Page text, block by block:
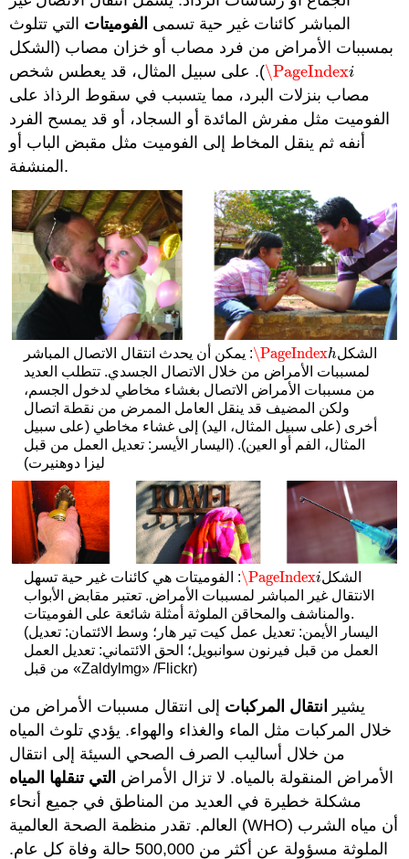
المباشر كائنات غير حية تسمى الفوميتات التي تتلوث
بمسببات الأمراض من فرد مصاب أو خزان مصاب (الشكل
\PageIndexi
\PageIndexi
). على سبيل المثال، قد يعطس شخص
مصاب بنزلات البرد، مما يتسبب في سقوط الرذاذ على
الفوميت مثل مفرش المائدة أو السجاد، أو قد يمسح الفرد
أنفه ثم ينقل المخاط إلى الفوميت مثل مقبض الباب أو
المنشفة.
الشكل \PageIndexh
\PageIndexh
: يمكن أن يحدث انتقال الاتصال المباشر
لمسببات الأمراض من خلال الاتصال الجسدي. تتطلب العديد
من مسببات الأمراض الاتصال بغشاء مخاطي لدخول الجسم،
ولكن المضيف قد ينقل العامل الممرض من نقطة اتصال
أخرى (على سبيل المثال، اليد) إلى غشاء مخاطي (على سبيل
المثال، الفم أو العين). (اليسار الأيسر: تعديل العمل من قبل
ليزا دوهنيرت)
الشكل \PageIndexi
\PageIndexi
: الفوميتات هي كائنات غير حية تسهل
الانتقال غير المباشر لمسببات الأمراض. تعتبر مقابض الأبواب
والمناشف والمحاقن الملوثة أمثلة شائعة على الفوميتات.
(اليسار الأيمن: تعديل عمل كيت تير هار؛ وسط الائتمان: تعديل
العمل من قبل فيرنون سوانبويل؛ الحق الائتماني: تعديل العمل
من قبل «Zaldylmg» /Flickr)
يشير انتقال المركبات إلى انتقال مسببات الأمراض من
خلال المركبات مثل الماء والغذاء والهواء. يؤدي تلوث المياه
من خلال أساليب الصرف الصحي السيئة إلى انتقال
الأمراض المنقولة بالمياه. لا تزال الأمراض التي تنقلها المياه
مشكلة خطيرة في العديد من المناطق في جميع أنحاء
العالم. تقدر منظمة الصحة العالمية (WHO) أن مياه الشرب
الملوثة مسؤولة عن أكثر من 500,000 حالة وفاة كل عام.